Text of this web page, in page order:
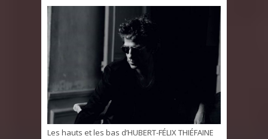
Les hauts et les bas d’HUBERT-FÉLIX THIÉFAINE